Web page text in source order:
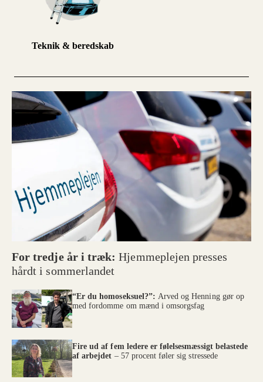
Teknik & beredskab
For tredje år i træk:Hjemmeplejen presses
hårdt i sommerlandet
“Er du homoseksuel?”: Arved og Henning gør op
med fordomme om mænd i omsorgsfag
Fire ud af fem ledere er følelsesmæssigt belastede
af arbejdet – 57 procent føler sig stressede